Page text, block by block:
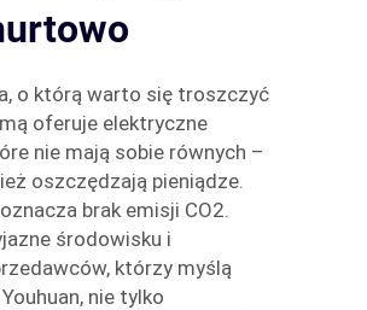
o którą warto się troszczyć
oferuje elektryczne
nie mają sobie równych –
oszczędzają pieniądze.
brak emisji CO2.
środowisku i
którzy myślą
nie tylko